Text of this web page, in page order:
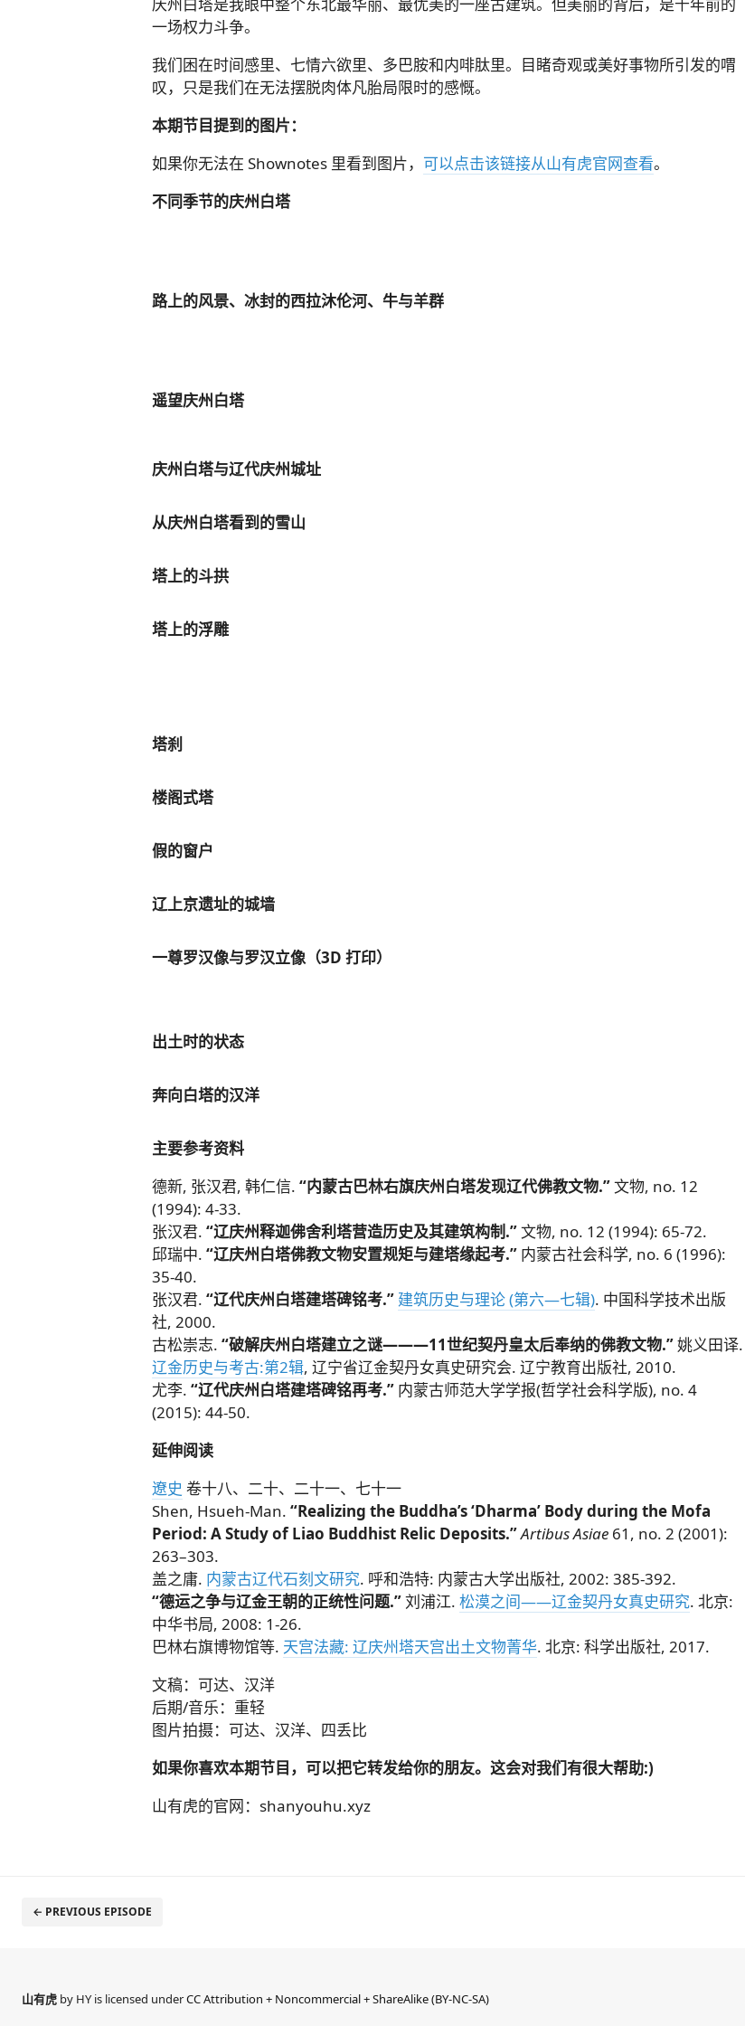
一场权力斗争。
我们困在时间感里、七情六欲里、多巴胺和内啡肽里。目睹奇观或美好事物所引发的喟
叹，只是我们在无法摆脱肉体凡胎局限时的感慨。
本期节目提到的图片：
如果你无法在 Shownotes 里看到图片， 可以点击该链接从山有虎官网查看。
不同季节的庆州白塔
路上的风景、冰封的西拉沐伦河、牛与羊群
遥望庆州白塔
庆州白塔与辽代庆州城址
从庆州白塔看到的雪山
塔上的斗拱
塔上的浮雕
塔刹
楼阁式塔
假的窗户
辽上京遗址的城墙
一尊罗汉像与罗汉立像（3D 打印）
出土时的状态
奔向白塔的汉洋
主要参考资料
德新, 张汉君, 韩仁信. “内蒙古巴林右旗庆州白塔发现辽代佛教文物.”文物, no. 12
(1994): 4-33.
张汉君. “辽庆州释迦佛舍利塔营造历史及其建筑构制.”文物, no. 12 (1994): 65-72.
邱瑞中. “辽庆州白塔佛教文物安置规矩与建塔缘起考.” 内蒙古社会科学, no. 6 (1996):
35-40.
张汉君. “辽代庆州白塔建塔碑铭考.” 建筑历史与理论 (第六—七辑). 中国科学技术出版
社, 2000.
古松崇志. “破解庆州白塔建立之谜———11世纪契丹皇太后奉纳的佛教文物.”姚义田译.
辽金历史与考古:第2辑, 辽宁省辽金契丹女真史研究会. 辽宁教育出版社, 2010.
尤李. “辽代庆州白塔建塔碑铭再考.” 内蒙古师范大学学报(哲学社会科学版), no. 4
(2015): 44-50.
延伸阅读
遼史 卷十八、二十、二十一、七十一
Shen, Hsueh-Man. “Realizing the Buddha’s ‘Dharma’ Body during the Mofa
Period: A Study of Liao Buddhist Relic Deposits.”Artibus Asiae 61, no. 2 (2001):
263–303.
盖之庸. 内蒙古辽代石刻文研究. 呼和浩特: 内蒙古大学出版社, 2002: 385-392.
“德运之争与辽金王朝的正统性问题.”刘浦江. 松漠之间——辽金契丹女真史研究. 北京:
中华书局, 2008: 1-26.
巴林右旗博物馆等. 天宫法藏: 辽庆州塔天宫出土文物菁华. 北京: 科学出版社, 2017.
文稿：可达、汉洋
后期/音乐：重轻
图片拍摄：可达、汉洋、四丢比
如果你喜欢本期节目，可以把它转发给你的朋友。这会对我们有很大帮助:)
山有虎的官网：shanyouhu.xyz
← PREVIOUS EPISODE
山有虎 by HY is licensed underCC Attribution + Noncommercial + ShareAlike (BY-NC-SA)